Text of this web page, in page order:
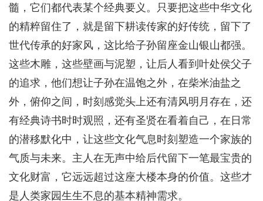
髓，它们都代表某个经典要义。只要把这些中华文化
的精粹留住了，就是留下耕读传家的好传统，留下了
世代传承的好家风，这比给子孙留座金山银山都强。
这些木雕，这些壁画与泥塑，让后人看到叶处侯父子
的追求，他们想让子孙在温饱之外，在柴米油盐之
外，俯仰之间，时刻感觉头上还有清风明月存在，还
有经典诗书时时观照，还有圣贤在看着自己，在日常
的潜移默化中，让这些文化气息时刻塑造一个家族的
气质与未来。主人在无声中给后代留下一笔最宝贵的
文化财富，它远远超过这座大楼本身的价值。这些才
是人类家园生生不息的基本精神需求。